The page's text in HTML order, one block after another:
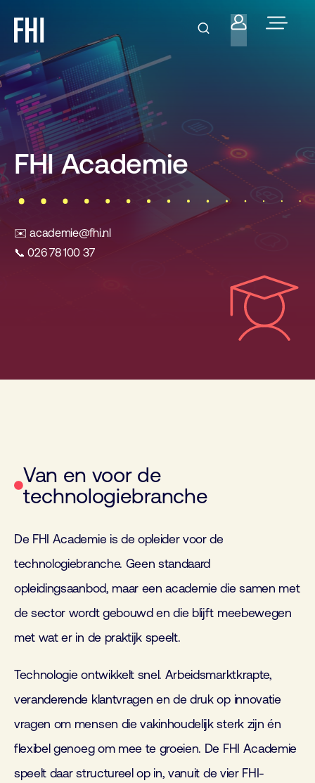
FHI Academie
✉️academie@fhi.nl
📞 026 78 100 37
Van en voor de
technologiebranche
De FHI Academie is de opleider voor de
technologiebranche. Geen standaard
opleidingsaanbod, maar een academie die samen met
de sector wordt gebouwd en die blijft meebewegen
met wat er in de praktijk speelt.
Technologie ontwikkelt snel. Arbeidsmarktkrapte,
veranderende klantvragen en de druk op innovatie
vragen om mensen die vakinhoudelijk sterk zijn én
flexibel genoeg om mee te groeien. De FHI Academie
speelt daar structureel op in, vanuit de vier FHI-